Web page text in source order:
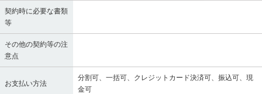
契約時に必要な書類
等
その他の契約等の注
意点
お支払い方法
分割可、一括可、クレジットカード決済可、振込可、現
金可